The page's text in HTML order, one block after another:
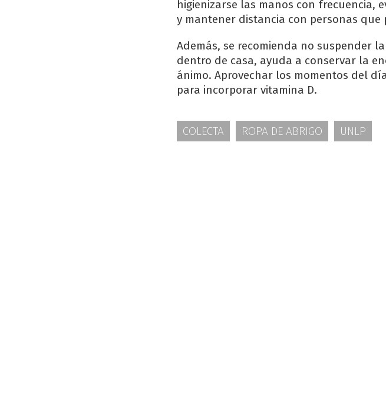
higienizarse las manos con frecuencia,
y mantener distancia con personas
Además, se recomienda no suspender
dentro de casa, ayuda a conservar la
ánimo. Aprovechar los momentos del
para incorporar vitamina D.
COLECTA ROPA DE ABRIGO UNLP